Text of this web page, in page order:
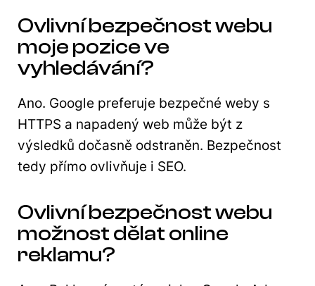
Ovlivní bezpečnost webu
moje pozice ve
vyhledávání?
Ano. Google preferuje bezpečné weby s
HTTPS a napadený web může být z
výsledků dočasně odstraněn. Bezpečnost
tedy přímo ovlivňuje i SEO.
Ovlivní bezpečnost webu
možnost dělat online
reklamu?